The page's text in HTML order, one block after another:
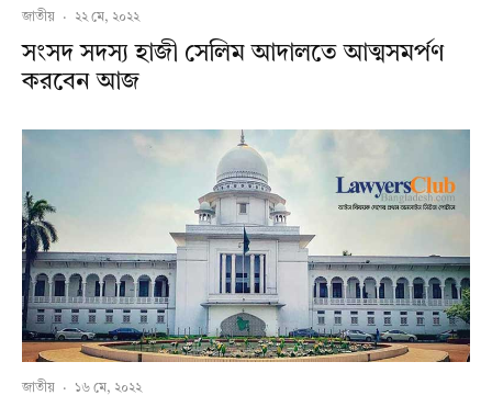
জাতীয় · ২২ মে, ২০২২
সংসদ সদস্য হাজী সেলিম আদালতে আত্মসমর্পণ
করবেন আজ
জাতীয় · ১৬ মে, ২০২২